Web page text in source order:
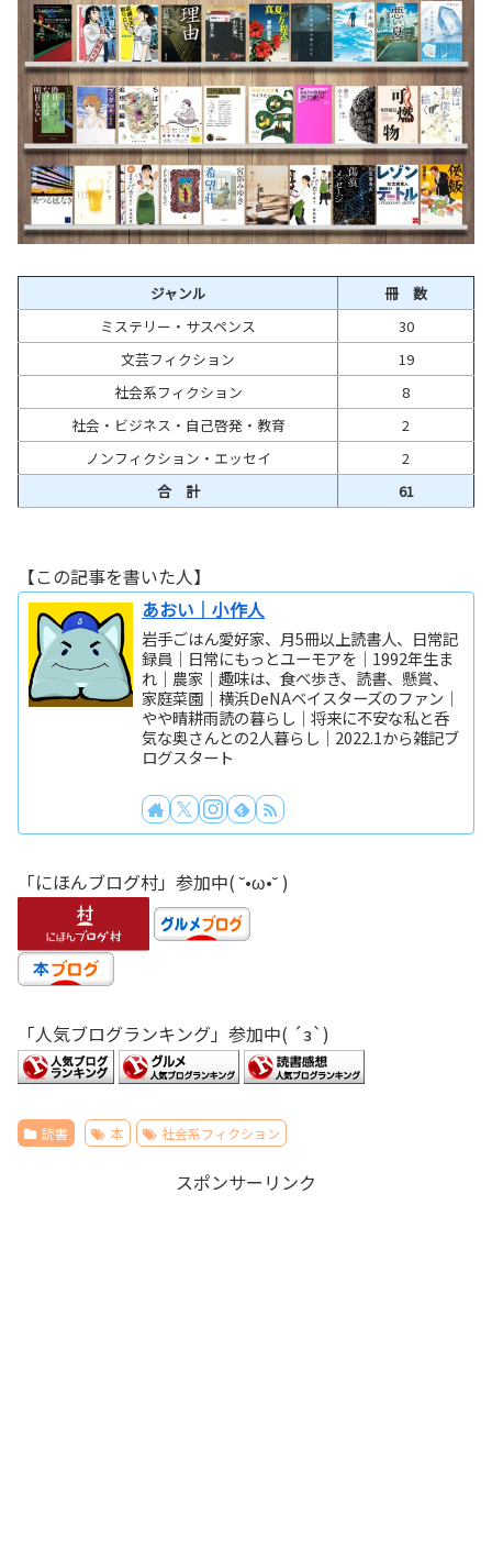
ジャンル
冊 数
ミステリー・サスペンス
30
文芸フィクション
19
社会系フィクション
8
社会・ビジネス・自己啓発・教育
2
ノンフィクション・エッセイ
2
合 計
61
【この記事を書いた人】
あおい｜小作人
岩手ごはん愛好家、月5冊以上読書人、日常記
録員｜日常にもっとユーモアを｜1992年生ま
れ｜農家｜趣味は、食べ歩き、読書、懸賞、
家庭菜園｜横浜DeNAベイスターズのファン｜
やや晴耕雨読の暮らし｜将来に不安な私と呑
気な奥さんとの2人暮らし｜2022.1から雑記ブ
ログスタート
「にほんブログ村」参加中( ˘•ω•˘ )
「人気ブログランキング」参加中( ´з`)
読書 本 社会系フィクション
スポンサーリンク